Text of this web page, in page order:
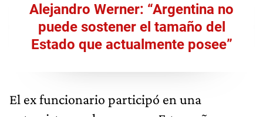
Alejandro Werner: “Argentina no
puede sostener el tamaño del
Estado que actualmente posee”
El ex funcionario participó en una